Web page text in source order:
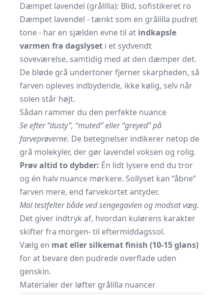
Dæmpet lavendel (grålilla): Blid, sofistikeret ro
Dæmpet lavendel - tænkt som en grålilla pudret
tone - har en sjælden evne til at indkapsle
varmen fra dagslyset i et sydvendt
soveværelse, samtidig med at den dæmper det.
De bløde grå undertoner fjerner skarpheden, så
farven opleves indbydende, ikke kølig, selv når
solen står højt.
Sådan rammer du den perfekte nuance
Se efter “dusty”, “muted” eller “greyed” på
farveprøverne. De betegnelser indikerer netop de
grå molekyler, der gør lavendel voksen og rolig.
Prøv altid to dybder: Én lidt lysere end du tror
og én halv nuance mørkere. Sollyset kan “åbne”
farven mere, end farvekortet antyder.
Mal testfelter både ved sengegavlen og modsat væg.
Det giver indtryk af, hvordan kulørens karakter
skifter fra morgen- til eftermiddagssol.
Vælg en mat eller silkemat finish (10-15 glans)
for at bevare den pudrede overflade uden
genskin.
Materialer der løfter grålilla nuancer